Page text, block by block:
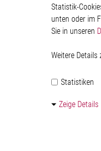
Statistik-
unten oder im
Sie in unseren
Weitere
Statistiken
Zeige Details